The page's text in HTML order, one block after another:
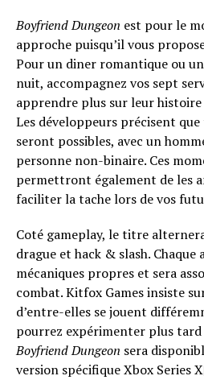
Boyfriend Dungeon est pour le
approche puisqu’il vous
Pour un diner romantique ou
nuit, accompagnez vos sept
apprendre plus sur leur
Les développeurs précisent
seront possibles, avec un
personne non-binaire. Ces
permettront également de les
faciliter la tache lors de vos
Coté gameplay, le titre
drague et hack & slash. Chaque
mécaniques propres et sera
combat. Kitfox Games insiste
d’entre-elles se jouent
pourrez expérimenter plus
Boyfriend Dungeon sera
version spécifique Xbox Series